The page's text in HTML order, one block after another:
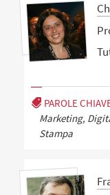
PAROLE
Marketing,
Stampa